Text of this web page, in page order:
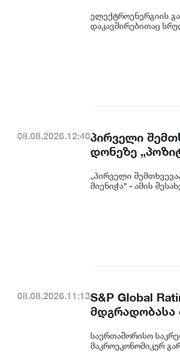
კონკრეტული
ენგურჰესზე -
ელექტროენერგიის
დაკავშირებითაც
08.08.2026.12:40პირველი
დონეზე
ცინცაძე
„პირველი
მიენიჭა" - ამის
08.08.2026.11:13S&P Global
მდგრადობასა
საერთაშორისო
მაკროეკონომიკურ